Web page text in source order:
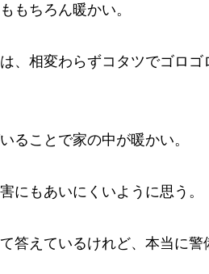
もちろん暖かい。
、相変わらずコタツでゴロゴ
ることで家の中が暖かい。
にもあいにくいように思う。
答えているけれど、本当に警